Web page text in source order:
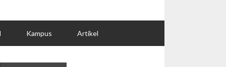
Kampus Artikel